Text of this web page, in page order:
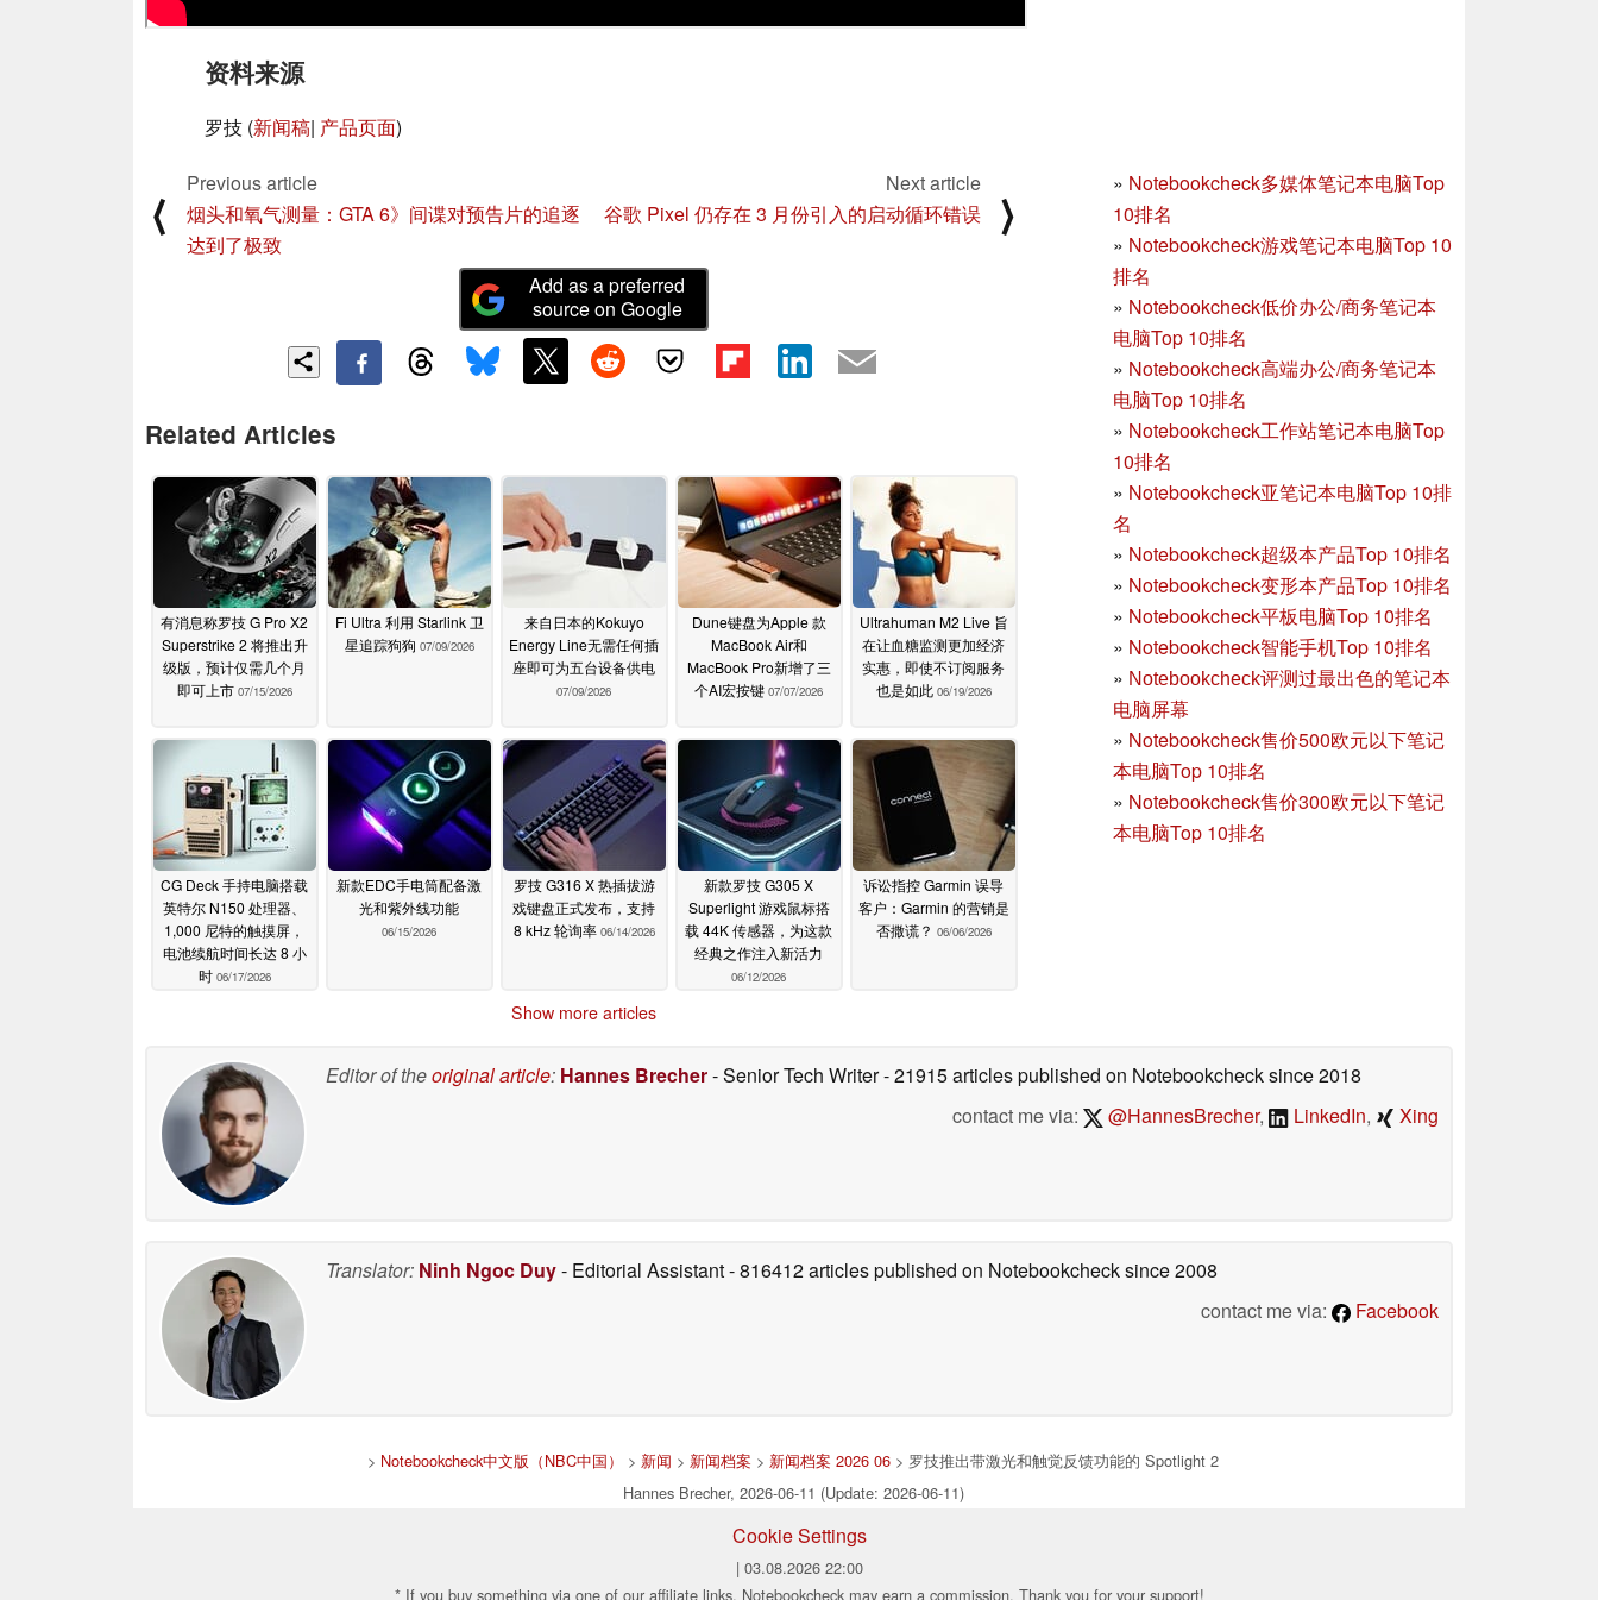
资料来源
罗技 (新闻稿| 产品页面)
» Notebookcheck多媒体笔记本电脑Top
10排名
» Notebookcheck游戏笔记本电脑Top 10
排名
» Notebookcheck低价办公/商务笔记本
电脑Top 10排名
» Notebookcheck高端办公/商务笔记本
电脑Top 10排名
» Notebookcheck工作站笔记本电脑Top
10排名
» Notebookcheck亚笔记本电脑Top 10排
名
» Notebookcheck超级本产品Top 10排名
» Notebookcheck变形本产品Top 10排名
» Notebookcheck平板电脑Top 10排名
» Notebookcheck智能手机Top 10排名
» Notebookcheck评测过最出色的笔记本
电脑屏幕
» Notebookcheck售价500欧元以下笔记
本电脑Top 10排名
» Notebookcheck售价300欧元以下笔记
本电脑Top 10排名
⟨
Previous article
烟头和氧气测量：GTA 6》间谍对预告片的追逐
达到了极致
Next article
谷歌 Pixel 仍存在 3 月份引入的启动循环错误
⟩
Add as a preferred
source on Google
Related Articles
有消息称罗技 G Pro X2
Superstrike 2 将推出升
级版，预计仅需几个月
即可上市 07/15/2026
Fi Ultra 利用 Starlink 卫
星追踪狗狗 07/09/2026
来自日本的Kokuyo
Energy Line无需任何插
座即可为五台设备供电
07/09/2026
Dune键盘为Apple 款
MacBook Air和
MacBook Pro新增了三
个AI宏按键 07/07/2026
Ultrahuman M2 Live 旨
在让血糖监测更加经济
实惠，即使不订阅服务
也是如此 06/19/2026
CG Deck 手持电脑搭载
英特尔 N150 处理器、
1,000 尼特的触摸屏，
电池续航时间长达 8 小
时 06/17/2026
新款EDC手电筒配备激
光和紫外线功能
06/15/2026
罗技 G316 X 热插拔游
戏键盘正式发布，支持
8 kHz 轮询率 06/14/2026
新款罗技 G305 X
Superlight 游戏鼠标搭
载 44K 传感器，为这款
经典之作注入新活力
06/12/2026
诉讼指控 Garmin 误导
客户：Garmin 的营销是
否撒谎？ 06/06/2026
Show more articles
Editor of theoriginal article: Hannes Brecher- Senior Tech Writer- 21915 articles published on Notebookchecksince 2018
contact me via:
@HannesBrecher, LinkedIn, Xing
Translator: Ninh Ngoc Duy- Editorial Assistant- 816412 articles published on Notebookchecksince 2008
contact me via:
Facebook
> Notebookcheck中文版（NBC中国） > 新闻 > 新闻档案 > 新闻档案 2026 06 > 罗技推出带激光和触觉反馈功能的 Spotlight 2
Hannes Brecher, 2026-06-11 (Update: 2026-06-11)
Cookie Settings
| 03.08.2026 22:00
* If you buy something via one of our affiliate links, Notebookcheck may earn a commission. Thank you for your support!